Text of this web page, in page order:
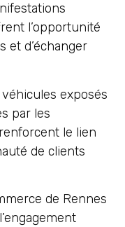
l’opportunité
et d’échanger
exposés
par les
le lien
de clients
de Rennes